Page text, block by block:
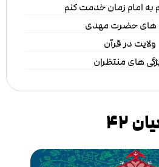
امام زمان خدمت کنم
های حضرت مهدی
ولایت در قرآن
های منتظران
۴۲